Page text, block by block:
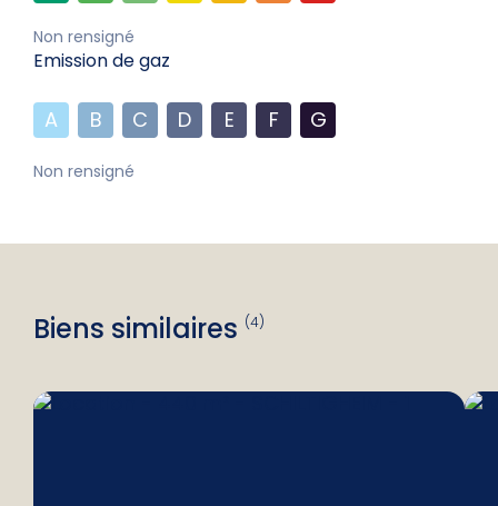
Non rensigné
Emission de gaz
A B C D E F G
Non rensigné
Biens similaires (4)